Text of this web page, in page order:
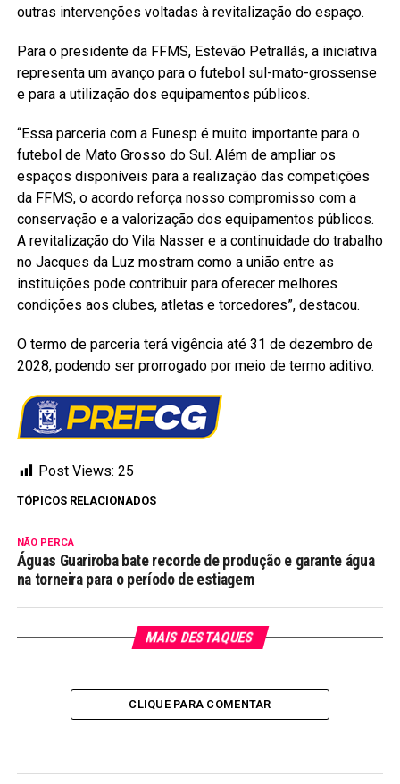
outras intervenções voltadas à revitalização do espaço.
Para o presidente da FFMS, Estevão Petrallás, a iniciativa
representa um avanço para o futebol sul-mato-grossense
e para a utilização dos equipamentos públicos.
“Essa parceria com a Funesp é muito importante para o
futebol de Mato Grosso do Sul. Além de ampliar os
espaços disponíveis para a realização das competições
da FFMS, o acordo reforça nosso compromisso com a
conservação e a valorização dos equipamentos públicos.
A revitalização do Vila Nasser e a continuidade do trabalho
no Jacques da Luz mostram como a união entre as
instituições pode contribuir para oferecer melhores
condições aos clubes, atletas e torcedores”, destacou.
O termo de parceria terá vigência até 31 de dezembro de
2028, podendo ser prorrogado por meio de termo aditivo.
Post Views: 25
TÓPICOS RELACIONADOS
NÃO PERCA
Águas Guariroba bate recorde de produção e garante água
na torneira para o período de estiagem
MAIS DESTAQUES
CLIQUE PARA COMENTAR